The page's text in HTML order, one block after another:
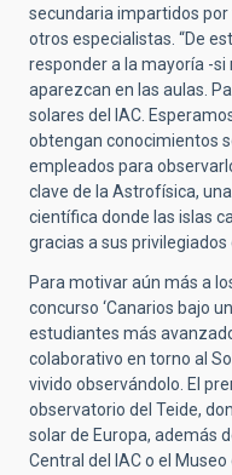
secundaria impartidos
otros especialistas. “De
responder a la mayoría -si
aparezcan en las aulas.
solares del IAC.
obtengan conocimientos
empleados para
clave de la Astrofísica,
científica donde las islas
gracias a sus privilegiados
Para motivar aún más a
concurso ‘Canarios bajo
estudiantes más
colaborativo en torno al
vivido observándolo. El
observatorio del Teide,
solar de Europa, además
Central del IAC o el